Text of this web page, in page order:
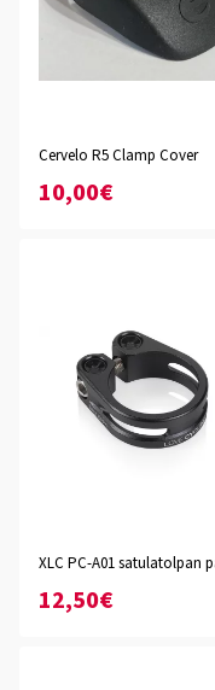
Cervelo R5 Clamp Cover
10,00€
XLC PC-A01 satulatolpan
12,50€